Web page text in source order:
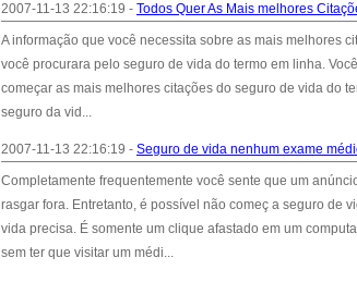
2007-11-13 22:16:19 - Todos Quer As Mais melhores
A informação que você necessita sobre as mais melhores
você procurara pelo seguro de vida do termo em linha.
começar as mais melhores citações do seguro de vida do
seguro da vid...
2007-11-13 22:16:19 - Seguro de vida nenhum exame
Completamente frequentemente você sente que um
rasgar fora. Entretanto, é possível não começ a seguro de
vida precisa. É somente um clique afastado em um
sem ter que visitar um médi...